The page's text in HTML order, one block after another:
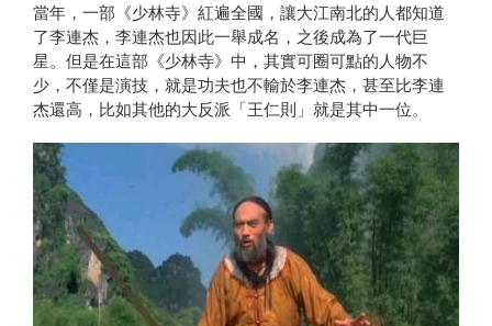
當年，一部《少林寺》紅遍全國，讓大江南北的人都知道
了李連杰，李連杰也因此一舉成名，之後成為了一代巨
星。但是在這部《少林寺》中，其實可圈可點的人物不
少，不僅是演技，就是功夫也不輸於李連杰，甚至比李連
杰還高，比如其他的大反派「王仁則」就是其中一位。